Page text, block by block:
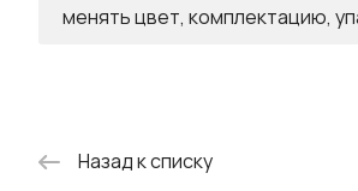
менять цвет, комплектацию,
Назад к списку